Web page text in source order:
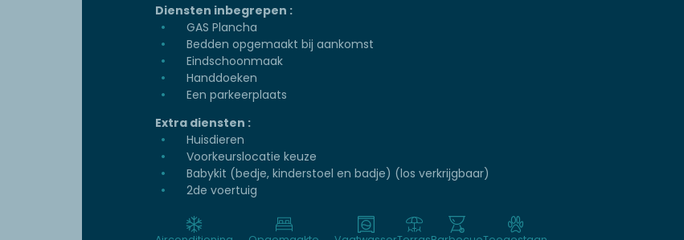
Diensten inbegrepen :
GAS Plancha
Bedden opgemaakt bij aankomst
Eindschoonmaak
Handdoeken
Een parkeerplaats
Extra diensten :
Huisdieren
Voorkeurslocatie keuze
Babykit (bedje, kinderstoel en badje) (los verkrijgbaar)
2de voertuig